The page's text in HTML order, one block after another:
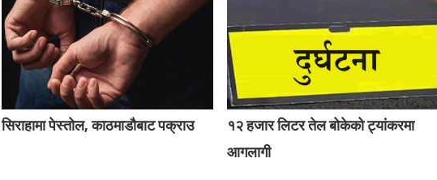
सिराहामा पेस्तोल, काठमाडौबाट पक्राउ
१२ हजार लिटर तेल बोकेको ट्यांकरमा
आगलागी